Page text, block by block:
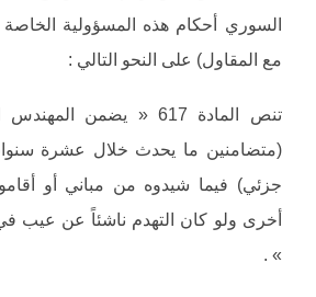
السوري أحكام هذه المسؤولية
مع المقاول) على النحو التالي :
تنص المادة 617 « يضمن
(متضامنين ما يحدث خلال عشرة
جزئي) فيما شيدوه من مباني أو
أخرى ولو كان التهدم ناشئاً عن عيب
» .